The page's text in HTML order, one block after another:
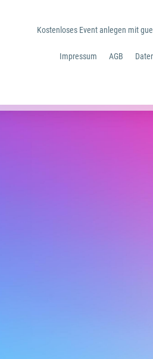
Kostenloses Event anlegen mit
Impressum AGB